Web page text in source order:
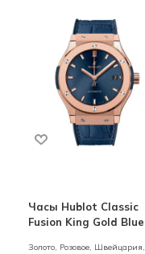
Часы Hublot Classic
Fusion King Gold Blue
Золото, Розовое, Швейцария,